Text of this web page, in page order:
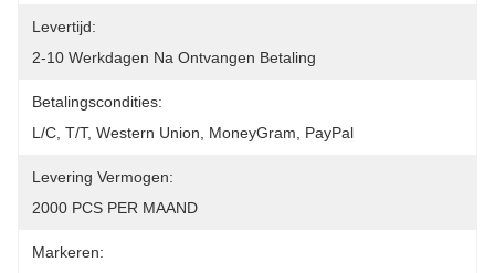
Levertijd:
2-10 Werkdagen Na Ontvangen Betaling
Betalingscondities:
L/C, T/T, Western Union, MoneyGram, PayPal
Levering Vermogen:
2000 PCS PER MAAND
Markeren: